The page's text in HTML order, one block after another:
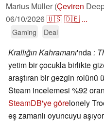
Marius Müller (Çeviren
06/10/2026🇺🇸🇩🇪 ...
Gaming Deal
Krallığın Kahramanı'nda:
yetim bir çocukla birlikte
araştıran bir gezgin rolünü
Steam incelemesi %92
SteamDB'ye görelonely
eş zamanlı oyuncuyu